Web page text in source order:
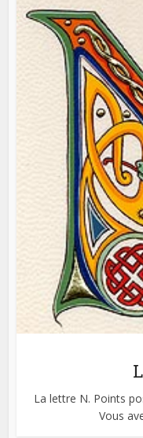
La lettre N. Points
Vous